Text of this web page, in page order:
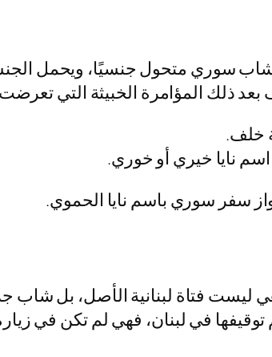
سوري متحول جنسيًا، ويحمل
خلف.
نايا خيري أو خوري.
سفر سوري باسم نايا الحموي.
ليست فتاة لبنانية الأصل، بل شاب
في لبنان، فهي لم تكن في زيارة